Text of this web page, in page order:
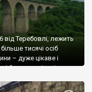
від Теребовлі, лежить
тисячі осіб
– дуже цікаве і
балки, вирізані
та […]